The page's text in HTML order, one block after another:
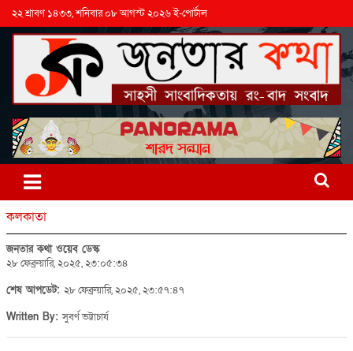
২২ শ্রাবণ ১৪৩৩, শনিবার ০৮ আগস্ট ২০২৬ ই-পোর্টাল
কলকাতা
জনতার কথা ওয়েব ডেস্ক
২৮ ফেব্রুয়ারি, ২০২৫, ২৩:০৫:৩৪
শেষ আপডেট: ২৮ ফেব্রুয়ারি, ২০২৫, ২৩:৫৭:৪৭
Written By:সুবর্ণ ভট্টাচার্য